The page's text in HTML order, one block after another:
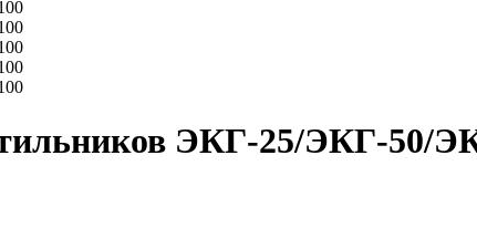
ЭКГ-25/ЭКГ-50/